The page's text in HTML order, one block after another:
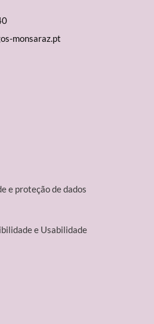
monsaraz.pt
e proteção de dados
e Usabilidade